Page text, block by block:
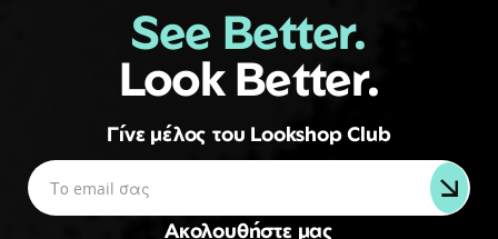
See Better.
Look Better.
Γίνε μέλος του Lookshop Club
Ακολουθήστε μας